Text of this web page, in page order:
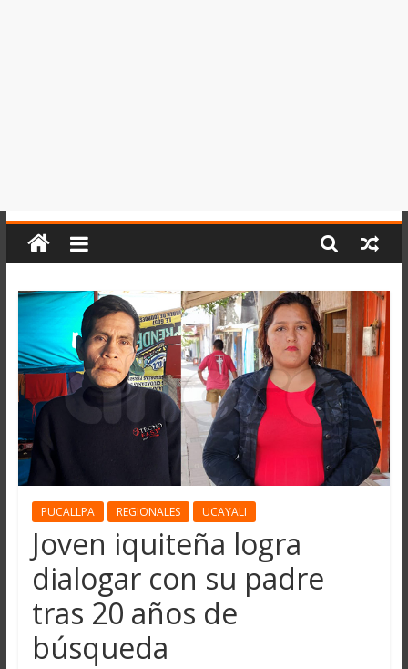
PUCALLPA REGIONALES UCAYALI
Joven iquiteña logra
dialogar con su padre
tras 20 años de
búsqueda